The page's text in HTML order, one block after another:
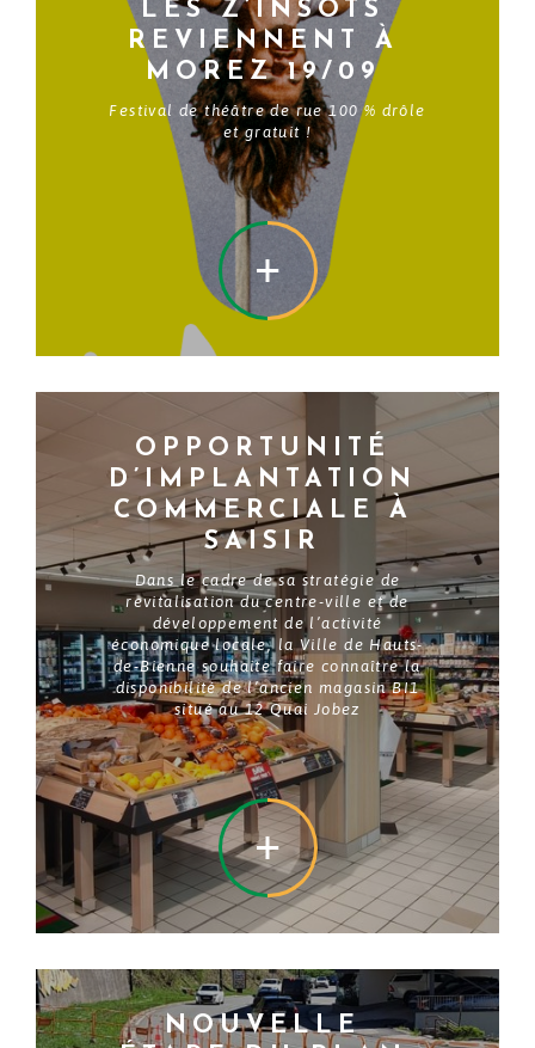
LES Z’INSOTS
REVIENNENT À
MOREZ 19/09
Festival de théâtre de rue 100 % drôle
et gratuit !
EN SAVOIR +
OPPORTUNITÉ
D’IMPLANTATION
COMMERCIALE À
SAISIR
Dans le cadre de sa stratégie de
revitalisation du centre-ville et de
développement de l’activité
économique locale, la Ville de Hauts-
de-Bienne souhaite faire connaître la
disponibilité de l’ancien magasin BI1
situé au 12 Quai Jobez
EN SAVOIR +
NOUVELLE